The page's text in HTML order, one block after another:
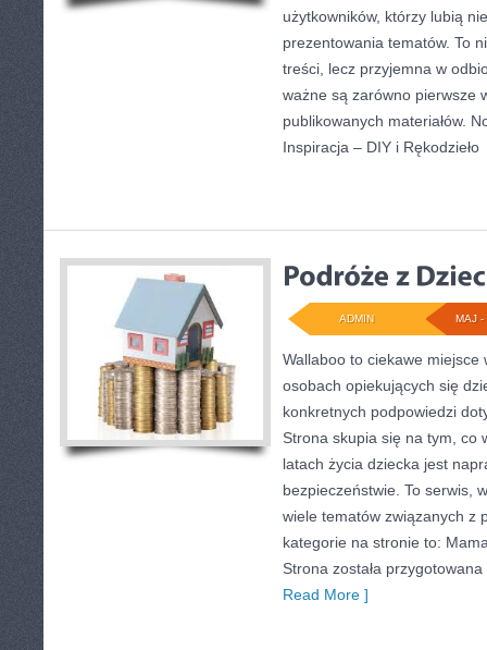
użytkowników, którzy lubią
prezentowania tematów. To
treści, lecz przyjemna w
ważne są zarówno pierwsze
publikowanych materiałów.
Inspiracja – DIY i Rękodzieło
MAJ -
ADMIN
Wallaboo to ciekawe
osobach opiekujących się
konkretnych podpowiedzi
Strona skupia się na tym, co
latach życia dziecka jest
bezpieczeństwie. To serwis,
wiele tematów związanych z
kategorie na stronie to:
Strona została
Read More ]